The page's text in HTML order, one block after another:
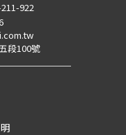
922
段100號